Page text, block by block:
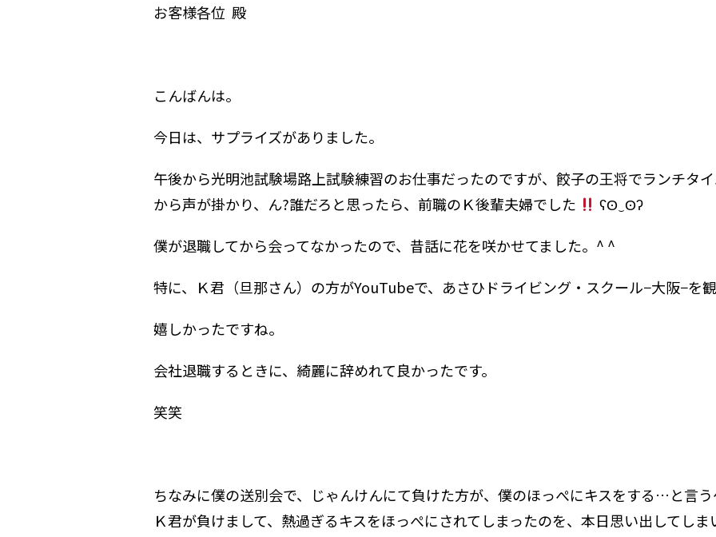
お客様各位 殿
こんばんは。
今日は、サプライズがありました。
午後から光明池試験場路上試験練習のお仕事だったのですが、餃子の王将でランチタ
から声が掛かり、ん?誰だろ⁇と思ったら、前職のＫ後輩夫婦でした
ʕʘ‿ʘʔ
僕が退職してから会ってなかったので、昔話に花を咲かせてました。^ ^
特に、Ｋ君（旦那さん）の方がYouTubeで、あさひドライビング・スクール−大阪−を
嬉しかったですね。
会社退職するときに、綺麗に辞めれて良かったです。
笑笑
ちなみに僕の送別会で、じゃんけんにて負けた方が、僕のほっぺにキスをする…と言
Ｋ君が負けまして、熱過ぎるキスをほっぺにされてしまったのを、本日思い出してし